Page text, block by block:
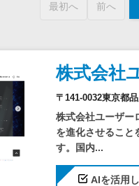
最初へ 前へ
株式会社
〒141-0032東京都
株式会社ユーザー
を進化させること
す。国内...
AIを活用